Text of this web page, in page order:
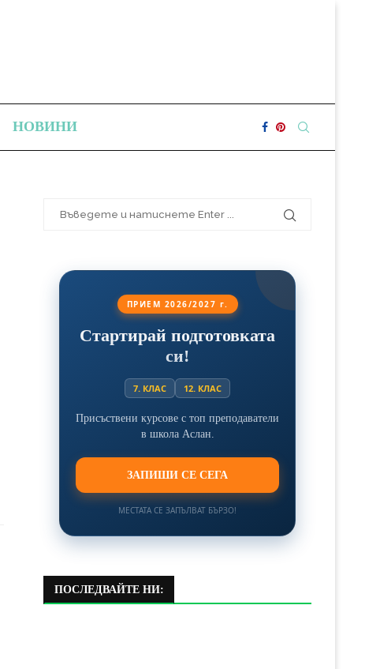
НОВИНИ
ПРИЕМ 2026/2027 г.
Стартирай подготовката
си!
7. КЛАС 12. КЛАС
Присъствени курсове с топ преподаватели
в школа Аслан.
ЗАПИШИ СЕ СЕГА
МЕСТАТА СЕ ЗАПЪЛВАТ БЪРЗО!
ПОСЛЕДВАЙТЕ НИ: